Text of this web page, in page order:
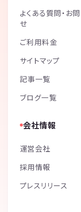
よくある質問・お
せ
ご利用料金
サイトマップ
記事一覧
ブログ一覧
会社情報
運営会社
採用情報
プレスリリース